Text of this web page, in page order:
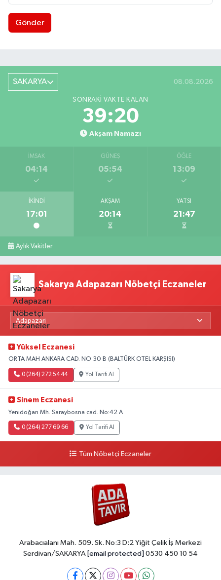
Gönder
SAKARYA 08.08.2026
SONRAKI VAKTE KALAN
39:18
Akşam Namazı
İMSAK
04:14
GÜNEŞ
05:54
ÖĞLE
13:09
İKINDI
17:01
AKŞAM
20:14
YATSI
21:47
Aylık Vakitler
Sakarya Adapazarı Nöbetçi Eczaneler
Yüksel Eczanesi
ORTA MAH ANKARA CAD. NO 30 B (BALTÜRK OTEL KARŞISI)
0 (264) 272 54 44 Yol Tarifi Al
Sinem Eczanesi
Yenidoğan Mh. Saraybosna cad. No:42 A
0 (264) 277 69 66 Yol Tarifi Al
Tüm Nöbetçi Eczaneler
Arabacıalanı Mah. 509. Sk. No:3 D:2 Yiğit Çelik İş Merkezi
Serdivan/SAKARYA [email protected] 0530 450 10 54